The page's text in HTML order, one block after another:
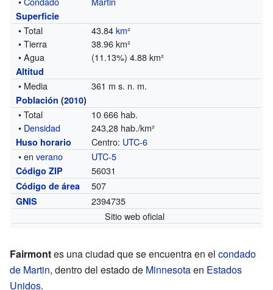
Superficie
• Total 43.84km²
• Tierra
38.96 km²
• Agua
(11.13%) 4.88 km²
Altitud
• Media 361 m s. n. m.
Población (2010)
• Total
10 666 hab.
• Densidad 243,28 hab./km²
Huso horario Centro: UTC-6
• enverano UTC-5
Código ZIP 56031
Código de área 507
GNIS
2394735
Sitio web oficial
Fairmontes una ciudad que se encuentra en el condado
de Martin, dentro del estado de Minnesotaen Estados
Unidos.